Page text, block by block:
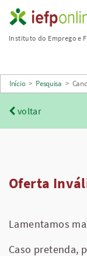
Saltar
para
principal
Instituto do Emprego e
Início > Pesquisa >
voltar
Oferta
Lamentamos
Caso pretenda,